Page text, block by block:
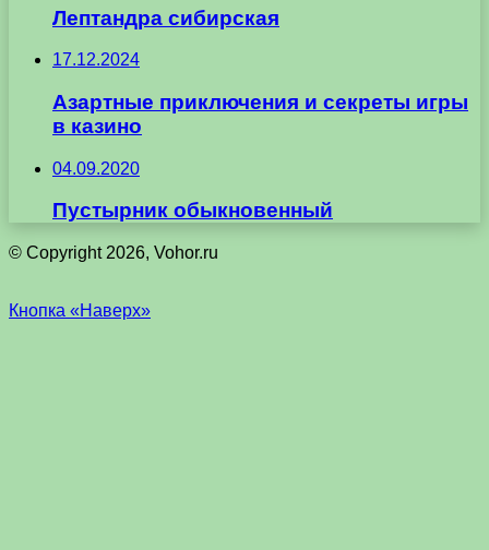
Лептандра сибирская
17.12.2024
Азартные приключения и секреты игры
в казино
04.09.2020
Пустырник обыкновенный
© Copyright 2026, Vohor.ru
Кнопка «Наверх»